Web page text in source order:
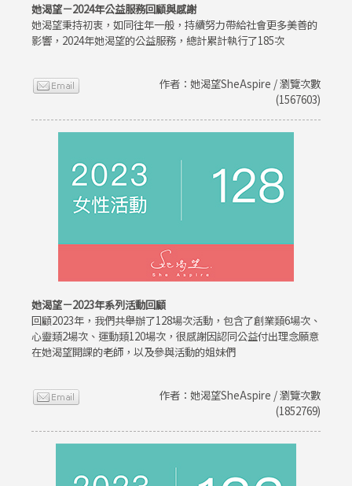
她渴望－2024年公益服務回顧與感謝
她渴望秉持初衷，如同往年一般，持續努力帶給社會更多美善的
影響，2024年她渴望的公益服務，總計累計執行了185次
作者：她渴望SheAspire / 瀏覽次數
(1567603)
她渴望－2023年系列活動回顧
回顧2023年，我們共舉辦了128場次活動，包含了創業類6場次、
心靈類2場次、運動類120場次，很感謝因認同公益付出理念願意
在她渴望開課的老師，以及參與活動的姐妹們
作者：她渴望SheAspire / 瀏覽次數
(1852769)